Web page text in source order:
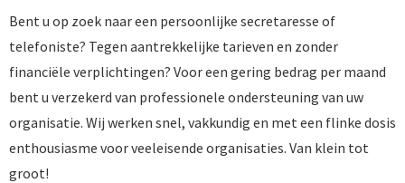
Bent u op zoek naar een persoonlijke secretaresse of
telefoniste? Tegen aantrekkelijke tarieven en zonder
financiële verplichtingen? Voor een gering bedrag per maand
bent u verzekerd van professionele ondersteuning van uw
organisatie. Wij werken snel, vakkundig en met een flinke dosis
enthousiasme voor veeleisende organisaties. Van klein tot
groot!